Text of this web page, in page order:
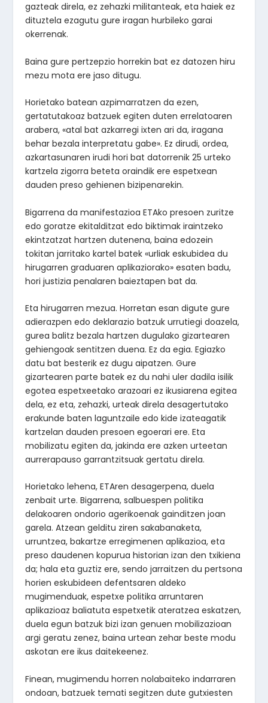
gazteak direla, ez zehazki militanteak, eta haiek ez
dituztela ezagutu gure iragan hurbileko garai
okerrenak.
Baina gure pertzepzio horrekin bat ez datozen hiru
mezu mota ere jaso ditugu.
Horietako batean azpimarratzen da ezen,
gertatutakoaz batzuek egiten duten errelatoaren
arabera, «atal bat azkarregi ixten ari da, iragana
behar bezala interpretatu gabe». Ez dirudi, ordea,
azkartasunaren irudi hori bat datorrenik 25 urteko
kartzela zigorra beteta oraindik ere espetxean
dauden preso gehienen bizipenarekin.
Bigarrena da manifestazioa ETAko presoen zuritze
edo goratze ekitalditzat edo biktimak iraintzeko
ekintzatzat hartzen dutenena, baina edozein
tokitan jarritako kartel batek «urliak eskubidea du
hirugarren graduaren aplikaziorako» esaten badu,
hori justizia penalaren baieztapen bat da.
Eta hirugarren mezua. Horretan esan digute gure
adierazpen edo deklarazio batzuk urrutiegi doazela,
gurea balitz bezala hartzen dugulako gizartearen
gehiengoak sentitzen duena. Ez da egia. Egiazko
datu bat besterik ez dugu aipatzen. Gure
gizartearen parte batek ez du nahi uler dadila isilik
egotea espetxeetako arazoari ez ikusiarena egitea
dela, ez eta, zehazki, urteak direla desagertutako
erakunde baten laguntzaile edo kide izateagatik
kartzelan dauden presoen egoerari ere. Eta
mobilizatu egiten da, jakinda ere azken urteetan
aurrerapauso garrantzitsuak gertatu direla.
Horietako lehena, ETAren desagerpena, duela
zenbait urte. Bigarrena, salbuespen politika
delakoaren ondorio agerikoenak gainditzen joan
garela. Atzean gelditu ziren sakabanaketa,
urruntzea, bakartze erregimenen aplikazioa, eta
preso daudenen kopurua historian izan den txikiena
da; hala eta guztiz ere, sendo jarraitzen du pertsona
horien eskubideen defentsaren aldeko
mugimenduak, espetxe politika arruntaren
aplikazioaz baliatuta espetxetik ateratzea eskatzen,
duela egun batzuk bizi izan genuen mobilizazioan
argi geratu zenez, baina urtean zehar beste modu
askotan ere ikus daitekeenez.
Finean, mugimendu horren nolabaiteko indarraren
ondoan, batzuek temati segitzen dute gutxiesten